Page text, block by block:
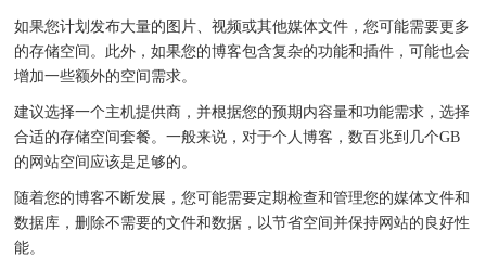
如果您计划发布大量的图片、视频或其他媒体文件，您可能需要更多
的存储空间。此外，如果您的博客包含复杂的功能和插件，可能也会
增加一些额外的空间需求。
建议选择一个主机提供商，并根据您的预期内容量和功能需求，选择
合适的存储空间套餐。一般来说，对于个人博客，数百兆到几个GB
的网站空间应该是足够的。
随着您的博客不断发展，您可能需要定期检查和管理您的媒体文件和
数据库，删除不需要的文件和数据，以节省空间并保持网站的良好性
能。